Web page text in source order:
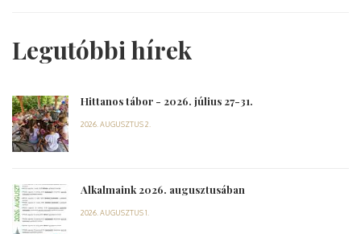
Legutóbbi hírek
Hittanos tábor - 2026. július 27-31.
2026. AUGUSZTUS 2.
Alkalmaink 2026. augusztusában
2026. AUGUSZTUS 1.